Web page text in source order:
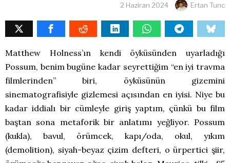
2 Haziran 2024 Ertan Tunc
Matthew Holness’ın kendi öyküsünden uyarladığı
Possum, benim bugüne kadar seyrettiğim “en iyi travma
filmlerinden” biri, öyküsünün gizemini
sinematografisiyle gizlemesi açısından en iyisi. Niye bu
kadar iddialı bir cümleyle giriş yaptım, çünkü bu film
baştan sona metaforik bir anlatımı yeğliyor. Possum
(kukla), bavul, örümcek, kapı/oda, okul, yıkım
(demolition), siyah-beyaz çizim defteri, o ürpertici şiir,